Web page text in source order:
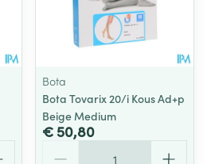
Bota
Bota Tovarix 20/i Kous Ad+p
Beige Medium
€ 50,80